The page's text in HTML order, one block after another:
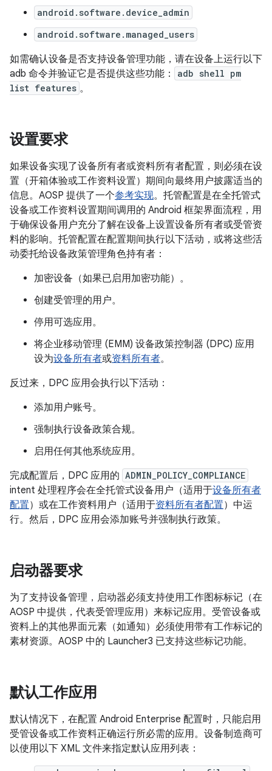
android.software.device_admin
android.software.managed_users
如需确认设备是否支持设备管理功能，请在设备上运行以下
adb 命令并验证它是否提供这些功能：
adb shell pm
list features 。
设置要求
如果设备实现了设备所有者或资料所有者配置，则必须在设
置（开箱体验或工作资料设置）期间向最终用户披露适当的
信息。AOSP 提供了一个参考实现。托管配置是在全托管式
设备或工作资料设置期间调用的 Android 框架界面流程，用
于确保设备用户充分了解在设备上设置设备所有者或受管资
料的影响。托管配置在配置期间执行以下活动，或将这些活
动委托给设备政策管理角色持有者：
加密设备（如果已启用加密功能）。
创建受管理的用户。
停用可选应用。
将企业移动管理 (EMM) 设备政策控制器 (DPC) 应用
设为设备所有者或资料所有者。
反过来，DPC 应用会执行以下活动：
添加用户账号。
强制执行设备政策合规。
启用任何其他系统应用。
完成配置后，DPC 应用的 ADMIN_POLICY_COMPLIANCE
intent 处理程序会在全托管式设备用户（适用于设备所有者
配置）或在工作资料用户（适用于资料所有者配置）中运
行。然后，DPC 应用会添加账号并强制执行政策。
启动器要求
为了支持设备管理，启动器必须支持使用工作图标标记（在
AOSP 中提供，代表受管理应用）来标记应用。受管设备或
资料上的其他界面元素（如通知）必须使用带有工作标记的
素材资源。AOSP 中的 Launcher3 已支持这些标记功能。
默认工作应用
默认情况下，在配置 Android Enterprise 配置时，只能启用
受管设备或工作资料正确运行所必需的应用。设备制造商可
以使用以下 XML 文件来指定默认应用列表：